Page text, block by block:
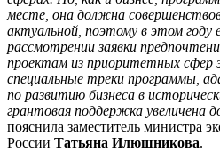
месте, она должна
актуальной, поэтому в этом году
рассмотрении заявки
проектам из приоритетных сфер
специальные треки программы,
по развитию бизнеса в
грантовая поддержка увеличена
пояснила заместитель министра
России Татьяна Илюшникова.